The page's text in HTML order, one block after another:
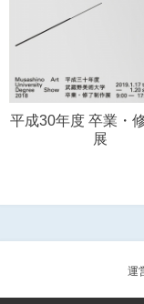
平成30年度 卒業・
展
運